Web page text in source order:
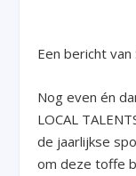
Een bericht
Nog even én
LOCAL
de jaarlijkse
om deze toffe